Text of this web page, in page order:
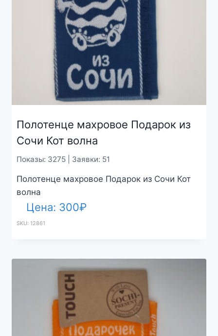
Полотенце махровое Подарок из
Сочи Кот волна
Показы: 3275 | Заявки: 51
Полотенце махровое Подарок из Сочи Кот
волна
Цена: 300₽
SKU: 12861